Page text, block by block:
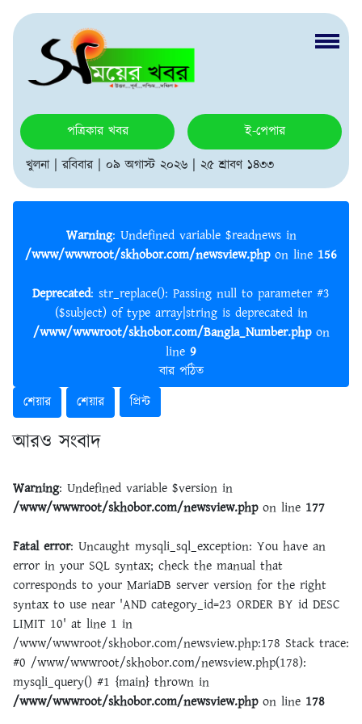
পত্রিকার খবর
ই-পেপার
খুলনা | রবিবার | ০৯ অগাস্ট ২০২৬ | ২৫ শ্রাবণ ১৪৩৩
Warning : Undefined variable $readnews in
/www/wwwroot/skhobor.com/newsview.phpon line 156
Deprecated: str_replace(): Passing null to parameter #3
($subject) of type array|string is deprecated in
/www/wwwroot/skhobor.com/Bangla_Number.phpon
line 9
বার পঠিত
শেয়ার
শেয়ার প্রিন্ট
আরও সংবাদ
Warning: Undefined variable $version in
/www/wwwroot/skhobor.com/newsview.phpon line 177
Fatal error: Uncaught mysqli_sql_exception: You have an
error in your SQL syntax; check the manual that
corresponds to your MariaDB server version for the right
syntax to use near 'AND category_id=23 ORDER BY id DESC
LIMIT 10' at line 1 in
/www/wwwroot/skhobor.com/newsview.php:178 Stack trace:
#0 /www/wwwroot/skhobor.com/newsview.php(178):
mysqli_query() #1 {main} thrown in
/www/wwwroot/skhobor.com/newsview.phpon line 178